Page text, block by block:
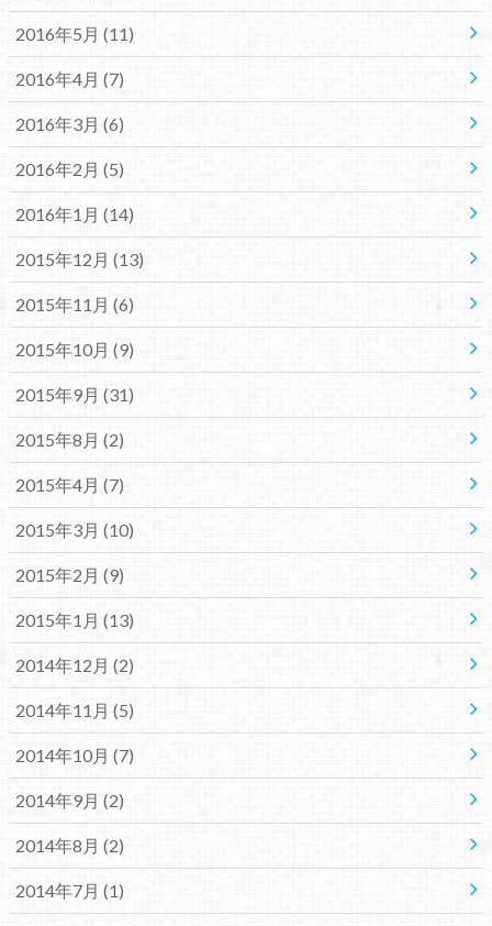
2016年5月 (11)
2016年4月 (7)
2016年3月 (6)
2016年2月 (5)
2016年1月 (14)
2015年12月 (13)
2015年11月 (6)
2015年10月 (9)
2015年9月 (31)
2015年8月 (2)
2015年4月 (7)
2015年3月 (10)
2015年2月 (9)
2015年1月 (13)
2014年12月 (2)
2014年11月 (5)
2014年10月 (7)
2014年9月 (2)
2014年8月 (2)
2014年7月 (1)